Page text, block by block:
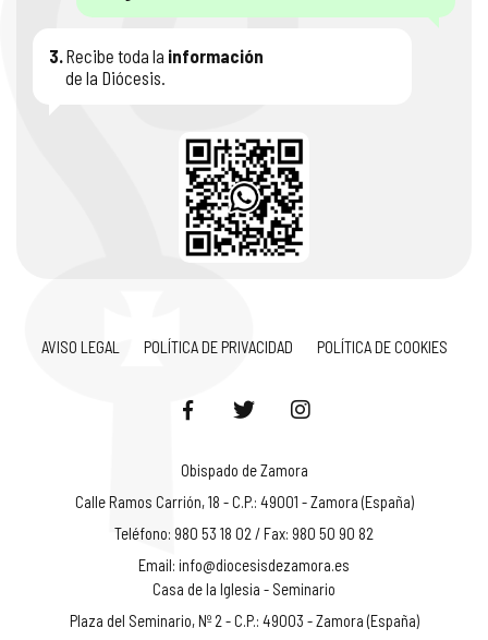
3.Recibe toda la información
de la Diócesis.
AVISO LEGAL POLÍTICA DE PRIVACIDAD POLÍTICA DE COOKIES
Obispado de Zamora
Calle Ramos Carrión, 18 - C.P.: 49001 - Zamora (España)
Teléfono: 980 53 18 02 / Fax: 980 50 90 82
Email: info@diocesisdezamora.es
Casa de la Iglesia - Seminario
Plaza del Seminario, Nº 2 - C.P.: 49003 - Zamora (España)